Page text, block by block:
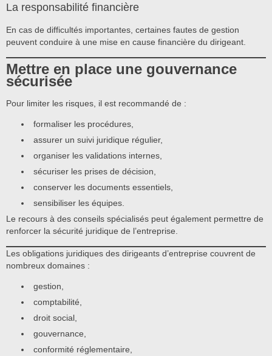
La responsabilité financière
En cas de difficultés importantes, certaines fautes de gestion
peuvent conduire à une mise en cause financière du dirigeant.
Mettre en place une gouvernance
sécurisée
Pour limiter les risques, il est recommandé de :
formaliser les procédures,
assurer un suivi juridique régulier,
organiser les validations internes,
sécuriser les prises de décision,
conserver les documents essentiels,
sensibiliser les équipes.
Le recours à des conseils spécialisés peut également permettre de
renforcer la sécurité juridique de l’entreprise.
Les obligations juridiques des dirigeants d’entreprise couvrent de
nombreux domaines :
gestion,
comptabilité,
droit social,
gouvernance,
conformité réglementaire,